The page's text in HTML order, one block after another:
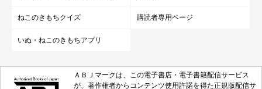
暑い時期にだけ見られる猫たちの行動は、さまざまあるようで
す。夏の風物詩となっているものもあるようですね。
ねこのきもちクイズ 購読者専用ページ
いぬ・ねこのきもちアプリ
ＡＢＪマークは、この電子書店・電子書籍配信サービス
が、著作権者からコンテンツ使用許諾を得た正規版配信サ